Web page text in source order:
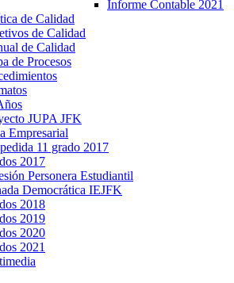
Informe Contable 2021
de Calidad
de Calidad
de Calidad
de Procesos
JUPA JFK
Empresarial
11 grado 2017
2017
Personera Estudiantil
Democrática IEJFK
2018
2019
2020
2021